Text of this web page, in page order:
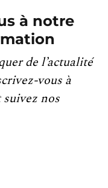
à notre
de l’actualité
vous à
nos